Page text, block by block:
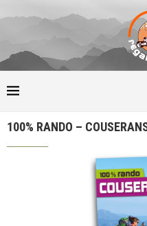
100% RANDO –